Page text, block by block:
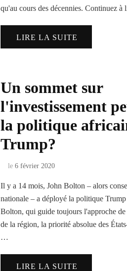
qu'au cours des décennies. Continuez
LIRE LA SUITE
Un sommet sur
l'investissement
la politique
Trump?
le 6 février 2020
Il y a 14 mois, John Bolton – alors
nationale – a déployé la politique
Bolton, qui guide toujours l'approche
de la région, la priorité absolue des
…
LIRE LA SUITE